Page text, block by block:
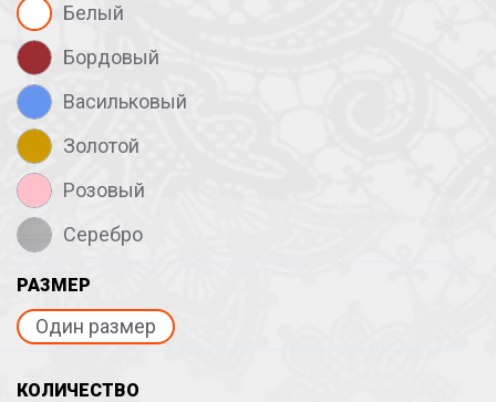
Белый
Бордовый
Васильковый
Золотой
Розовый
Серебро
РАЗМЕР
Один размер
КОЛИЧЕСТВО